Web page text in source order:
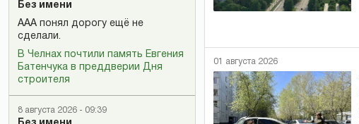
Без имени
ААА понял дорогу ещё не
сделали.
В Челнах почтили память Евгения
Батенчука в преддверии Дня
строителя
8 августа 2026 - 09:39
01 августа 2026